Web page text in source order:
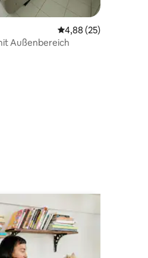
von 5, 19 Bewertungen
Durchschnittliche
4,88 (25)
Außenbereich